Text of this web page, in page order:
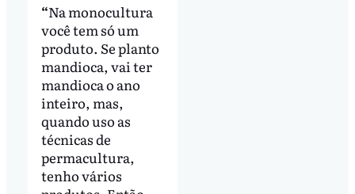
“Na monocultura
você tem só um
produto. Se planto
mandioca, vai ter
mandioca o ano
inteiro, mas,
quando uso as
técnicas de
permacultura,
tenho vários